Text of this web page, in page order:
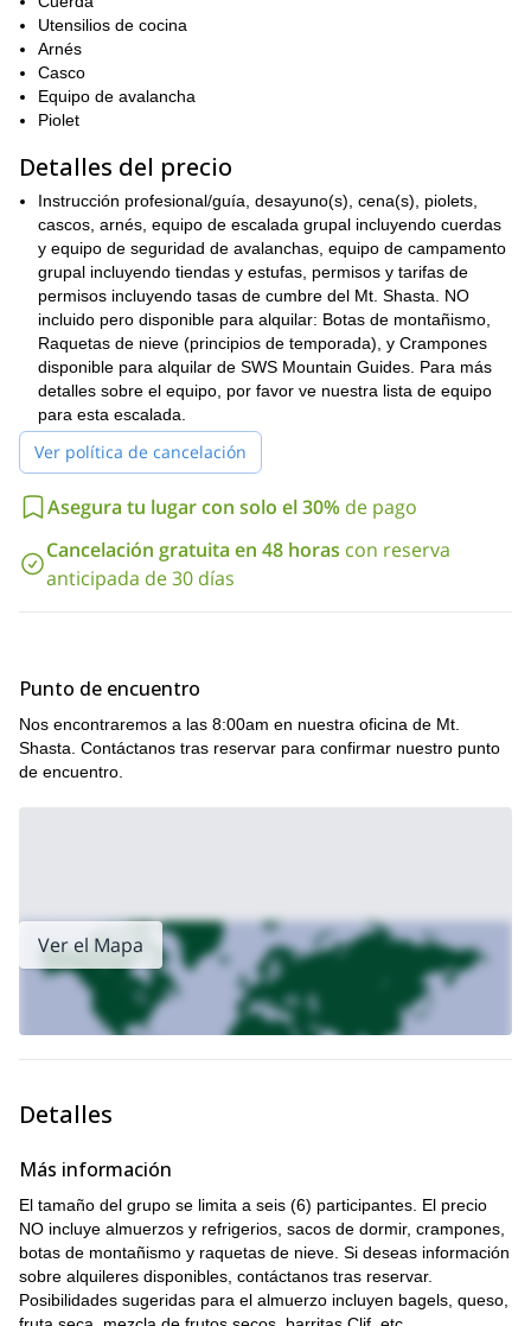
intermedios y avanzados que tienen experiencia previa con
crampones y piolets.
El viaje comenzará temprano desde nuestras oficinas,
dirigiéndose al punto de inicio de Bunny Flat en el lado sur de la
montaña. Con raquetas de nieve hasta el campamento base en
y listos para empujar hacia la cumbre al día siguiente.
Para condiciones óptimas, comenzamos el día de cumbre
alrededor de las 2:00 am con la intención de regresar al
campamento alto por la tarde. El último día está reservado para
desmontar el campamento y regresar al punto de inicio.
Nuestra ruta presentará terreno empinado y emocionantes
maniobras técnicas. La escalada combinará una revisión y
aplicación monitoreada de técnicas antes de ponerlas en práctica
en los obstáculos desafiantes hacia la cumbre. Esta es una gran
experiencia para impulsarte hacia objetivos aún más altos como
Denali y los volcanes de México.
Debes estar en gran forma para este ascenso y listo para varios
participar en el programa, al igual que la fortaleza mental para
¡Reserva ahora este increíble programa de alpinismo invernal de
3 días en el Mt. Shasta y sigue la cresta de Casaval hasta uno
de los ascensos más emocionantes en California y en toda la
Utensilios de cocina
Arnés
Casco
Equipo de avalancha
Piolet
Detalles del precio
Instrucción profesional/guía, desayuno(s), cena(s), piolets,
cascos, arnés, equipo de escalada grupal incluyendo cuerdas
y equipo de seguridad de avalanchas, equipo de campamento
grupal incluyendo tiendas y estufas, permisos y tarifas de
permisos incluyendo tasas de cumbre del Mt. Shasta. NO
incluido pero disponible para alquilar: Botas de montañismo,
Raquetas de nieve (principios de temporada), y Crampones
disponible para alquilar de SWS Mountain Guides. Para más
detalles sobre el equipo, por favor ve nuestra lista de equipo
para esta escalada.
Ver política de cancelación
Asegura tu lugar con solo el 30% de pago
Cancelación gratuita en 48 horas con reserva
anticipada de 30 días
Punto de encuentro
Nos encontraremos a las 8:00am en nuestra oficina de Mt.
Shasta. Contáctanos tras reservar para confirmar nuestro punto
de encuentro.
Ver el Mapa
Detalles
Más información
El tamaño del grupo se limita a seis (6) participantes. El precio
NO incluye almuerzos y refrigerios, sacos de dormir, crampones,
botas de montañismo y raquetas de nieve. Si deseas información
sobre alquileres disponibles, contáctanos tras reservar.
Posibilidades sugeridas para el almuerzo incluyen bagels, queso,